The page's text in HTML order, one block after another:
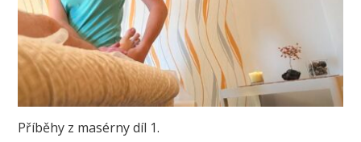
Příběhy z masérny díl 1.